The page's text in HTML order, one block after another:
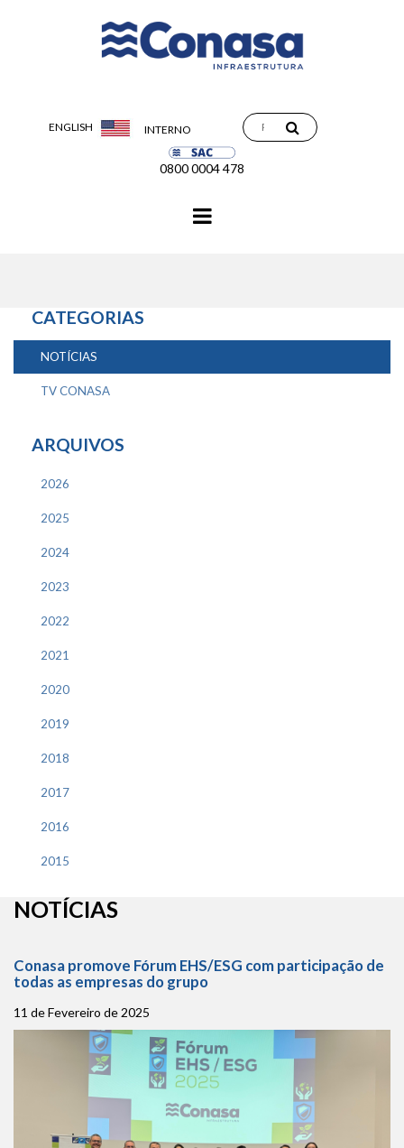
ENGLISH INTERNO
0800 0004 478
CATEGORIAS
NOTÍCIAS
TV CONASA
ARQUIVOS
2026
2025
2024
2023
2022
2021
2020
2019
2018
2017
2016
2015
NOTÍCIAS
Conasa promove Fórum EHS/ESG com participação de
todas as empresas do grupo
11 de Fevereiro de 2025